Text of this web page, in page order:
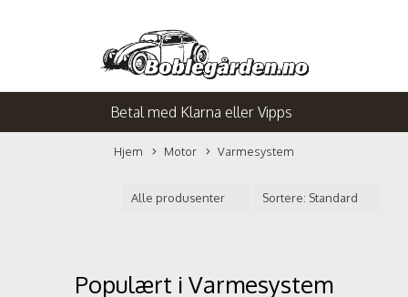
Betal med Klarna eller Vipps
Hjem Motor Varmesystem
Populært i Varmesystem